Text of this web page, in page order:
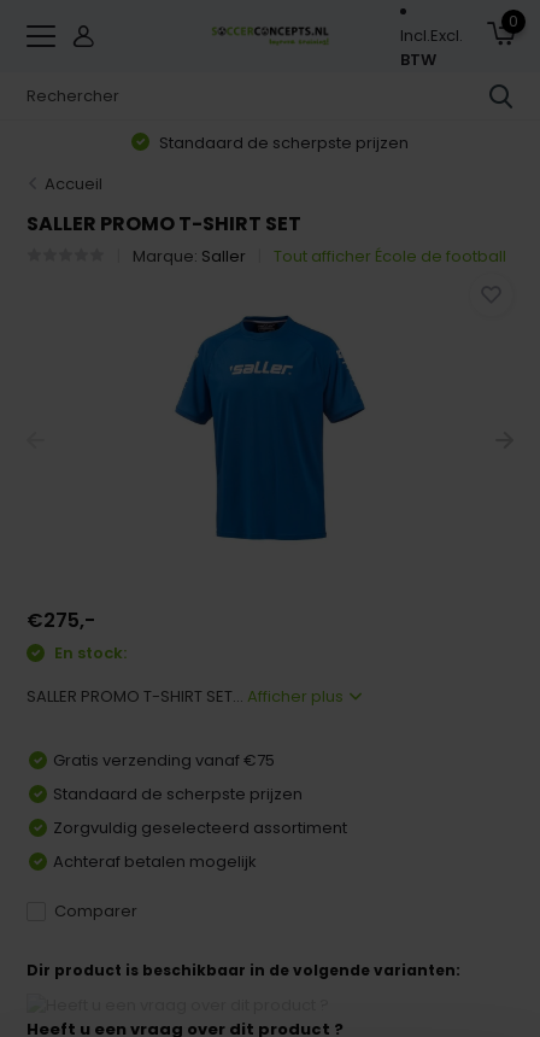
Incl.Excl.
BTW
0
Standaard de scherpste prijzen
Accueil
SALLER PROMO T-SHIRT SET
Marque: Saller Tout afficher École de football
€275,-
En stock:
SALLER PROMO T-SHIRT SET... Afficher plus
Gratis verzending vanaf €75
Standaard de scherpste prijzen
Zorgvuldig geselecteerd assortiment
Achteraf betalen mogelijk
Comparer
Dir product is beschikbaar in de volgende varianten:
Heeft u een vraag over dit product ?